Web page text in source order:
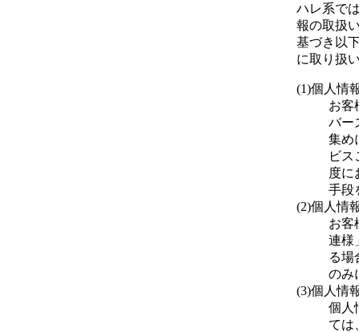
ハレ系で
報の取扱
基づき以
に取り扱
(1)個人情
お客
バー
集め
ビス
度に
手段
(2)個人情
お客
連様
る場
のみ
(3)個人情
個人
ては